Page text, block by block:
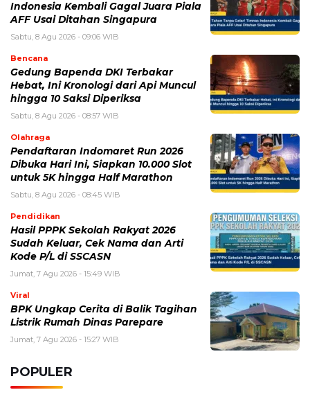
Indonesia Kembali Gagal Juara Piala
AFF Usai Ditahan Singapura
Sabtu, 8 Agu 2026 - 09:06 WIB
Bencana
Gedung Bapenda DKI Terbakar
Hebat, Ini Kronologi dari Api Muncul
hingga 10 Saksi Diperiksa
Sabtu, 8 Agu 2026 - 08:57 WIB
Olahraga
Pendaftaran Indomaret Run 2026
Dibuka Hari Ini, Siapkan 10.000 Slot
untuk 5K hingga Half Marathon
Sabtu, 8 Agu 2026 - 08:45 WIB
Pendidikan
Hasil PPPK Sekolah Rakyat 2026
Sudah Keluar, Cek Nama dan Arti
Kode P/L di SSCASN
Jumat, 7 Agu 2026 - 15:49 WIB
Viral
BPK Ungkap Cerita di Balik Tagihan
Listrik Rumah Dinas Parepare
Jumat, 7 Agu 2026 - 15:27 WIB
POPULER